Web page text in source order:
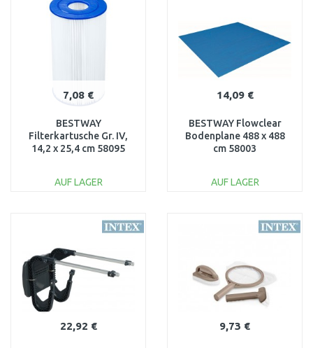
Vergleichen
7,08 €
BESTWAY
Filterkartusche Gr. IV,
14,2 x 25,4 cm 58095
AUF LAGER
14,09 €
BESTWAY Flowclear
Bodenplane 488 x 488
cm 58003
AUF LAGER
22,92 € 9,73 €